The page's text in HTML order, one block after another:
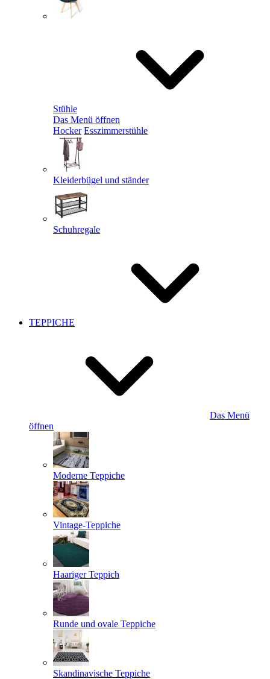
Stühle
Das Menü öffnen
Hocker Esszimmerstühle
Kleiderbügel und ständer
Schuhregale
TEPPICHE
Das Menü
öffnen
Moderne Teppiche
Vintage-Teppiche
Haariger Teppich
Runde und ovale Teppiche
Skandinavische Teppiche